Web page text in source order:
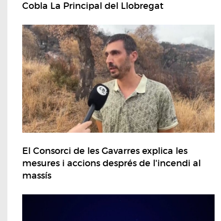
Cobla La Principal del Llobregat
El Consorci de les Gavarres explica les
mesures i accions després de l'incendi al
massís